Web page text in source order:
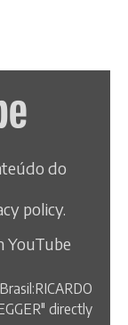
do
policy.
YouTube
directly